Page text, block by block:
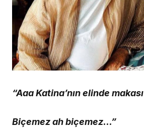
“Aaa Katina’nın elinde makası
Biçemez ah biçemez…”